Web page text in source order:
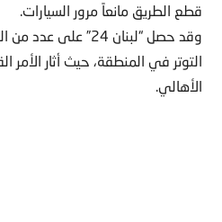
قطع الطريق مانعاً مرور السيارات.
وقد حصل “لبنان 24”
التوتر في المنطقة، حيث أثار
الأهالي.